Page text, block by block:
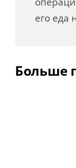
его еда
Больше